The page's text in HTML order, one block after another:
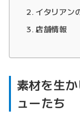
イタリアン
店舗情報
素材を生
ューたち